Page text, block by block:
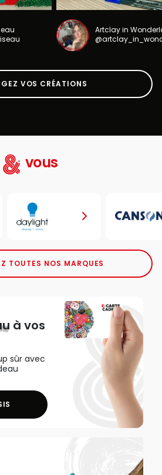
Artclay in
VOS CRÉATIONS
vous
TOUTES NOS MARQUES
à vos
sûr avec